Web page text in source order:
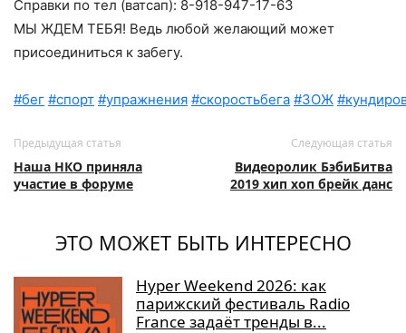
Справки по тел (ватсап): 8-918-947-17-63
МЫ ЖДЕМ ТЕБЯ! Ведь любой желающий может
присоединиться к забегу.
#бег #спорт #упражнения #скоростьбега #ЗОЖ
Предыдущая статья
Наша НКО приняла
участие в форуме
Следующая статья
Видеоролик БэбиБитва
2019 хип хоп брейк данс
ЭТО МОЖЕТ БЫТЬ ИНТЕРЕСНО
Hyper Weekend 2026: как
парижский фестиваль Radio
France задаёт тренды в...